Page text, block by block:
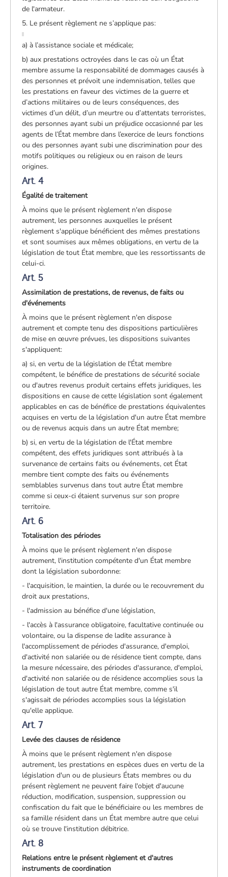
de l'armateur.
5. Le présent règlement ne s’applique pas:
a) à l’assistance sociale et médicale;
b) aux prestations octroyées dans le cas où un État
membre assume la responsabilité de dommages causés à
des personnes et prévoit une indemnisation, telles que
les prestations en faveur des victimes de la guerre et
d’actions militaires ou de leurs conséquences, des
victimes d’un délit, d’un meurtre ou d’attentats terroristes,
des personnes ayant subi un préjudice occasionné par les
agents de l’État membre dans l’exercice de leurs fonctions
ou des personnes ayant subi une discrimination pour des
motifs politiques ou religieux ou en raison de leurs
origines.
Art. 4
Égalité de traitement
À moins que le présent règlement n'en dispose
autrement, les personnes auxquelles le présent
règlement s'applique bénéficient des mêmes prestations
et sont soumises aux mêmes obligations, en vertu de la
législation de tout État membre, que les ressortissants de
celui-ci.
Art. 5
Assimilation de prestations, de revenus, de faits ou
d'événements
À moins que le présent règlement n'en dispose
autrement et compte tenu des dispositions particulières
de mise en œuvre prévues, les dispositions suivantes
s'appliquent:
a) si, en vertu de la législation de l'État membre
compétent, le bénéfice de prestations de sécurité sociale
ou d'autres revenus produit certains effets juridiques, les
dispositions en cause de cette législation sont également
applicables en cas de bénéfice de prestations équivalentes
acquises en vertu de la législation d'un autre État membre
ou de revenus acquis dans un autre État membre;
b) si, en vertu de la législation de l'État membre
compétent, des effets juridiques sont attribués à la
survenance de certains faits ou événements, cet État
membre tient compte des faits ou événements
semblables survenus dans tout autre État membre
comme si ceux-ci étaient survenus sur son propre
territoire.
Art. 6
Totalisation des périodes
À moins que le présent règlement n'en dispose
autrement, l'institution compétente d'un État membre
dont la législation subordonne:
- l'acquisition, le maintien, la durée ou le recouvrement du
droit aux prestations,
- l'admission au bénéfice d'une législation,
- l'accès à l'assurance obligatoire, facultative continuée ou
volontaire, ou la dispense de ladite assurance à
l'accomplissement de périodes d'assurance, d'emploi,
d'activité non salariée ou de résidence tient compte, dans
la mesure nécessaire, des périodes d'assurance, d'emploi,
d'activité non salariée ou de résidence accomplies sous la
législation de tout autre État membre, comme s'il
s'agissait de périodes accomplies sous la législation
qu'elle applique.
Art. 7
Levée des clauses de résidence
À moins que le présent règlement n'en dispose
autrement, les prestations en espèces dues en vertu de la
législation d'un ou de plusieurs États membres ou du
présent règlement ne peuvent faire l'objet d'aucune
réduction, modification, suspension, suppression ou
confiscation du fait que le bénéficiaire ou les membres de
sa famille résident dans un État membre autre que celui
où se trouve l'institution débitrice.
Art. 8
Relations entre le présent règlement et d'autres
instruments de coordination